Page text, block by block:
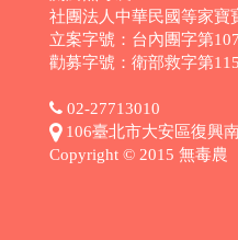
社團法人中華民國等家寶
立案字號：台內團字第
勸募字號：衛部救字第
02-27713010
106臺北市大安區復興
Copyright © 2015 無毒農